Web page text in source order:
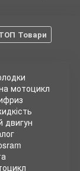
Товари
мотоцикл
двигун